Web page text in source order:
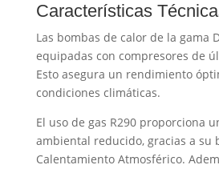
Características
Las bombas de calor de la gama
equipadas con compresores de
Esto asegura un rendimiento
condiciones climáticas.
El uso de gas R290 proporciona
ambiental reducido, gracias a su
Calentamiento Atmosférico.